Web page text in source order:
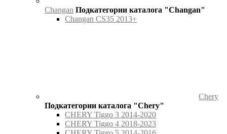
Changan Подкатегории каталога "Changan"
Changan CS35 2013+
Chery
Подкатегории каталога "Chery"
CHERY Tiggo 3 2014-2020
CHERY Tiggo 4 2018-2023